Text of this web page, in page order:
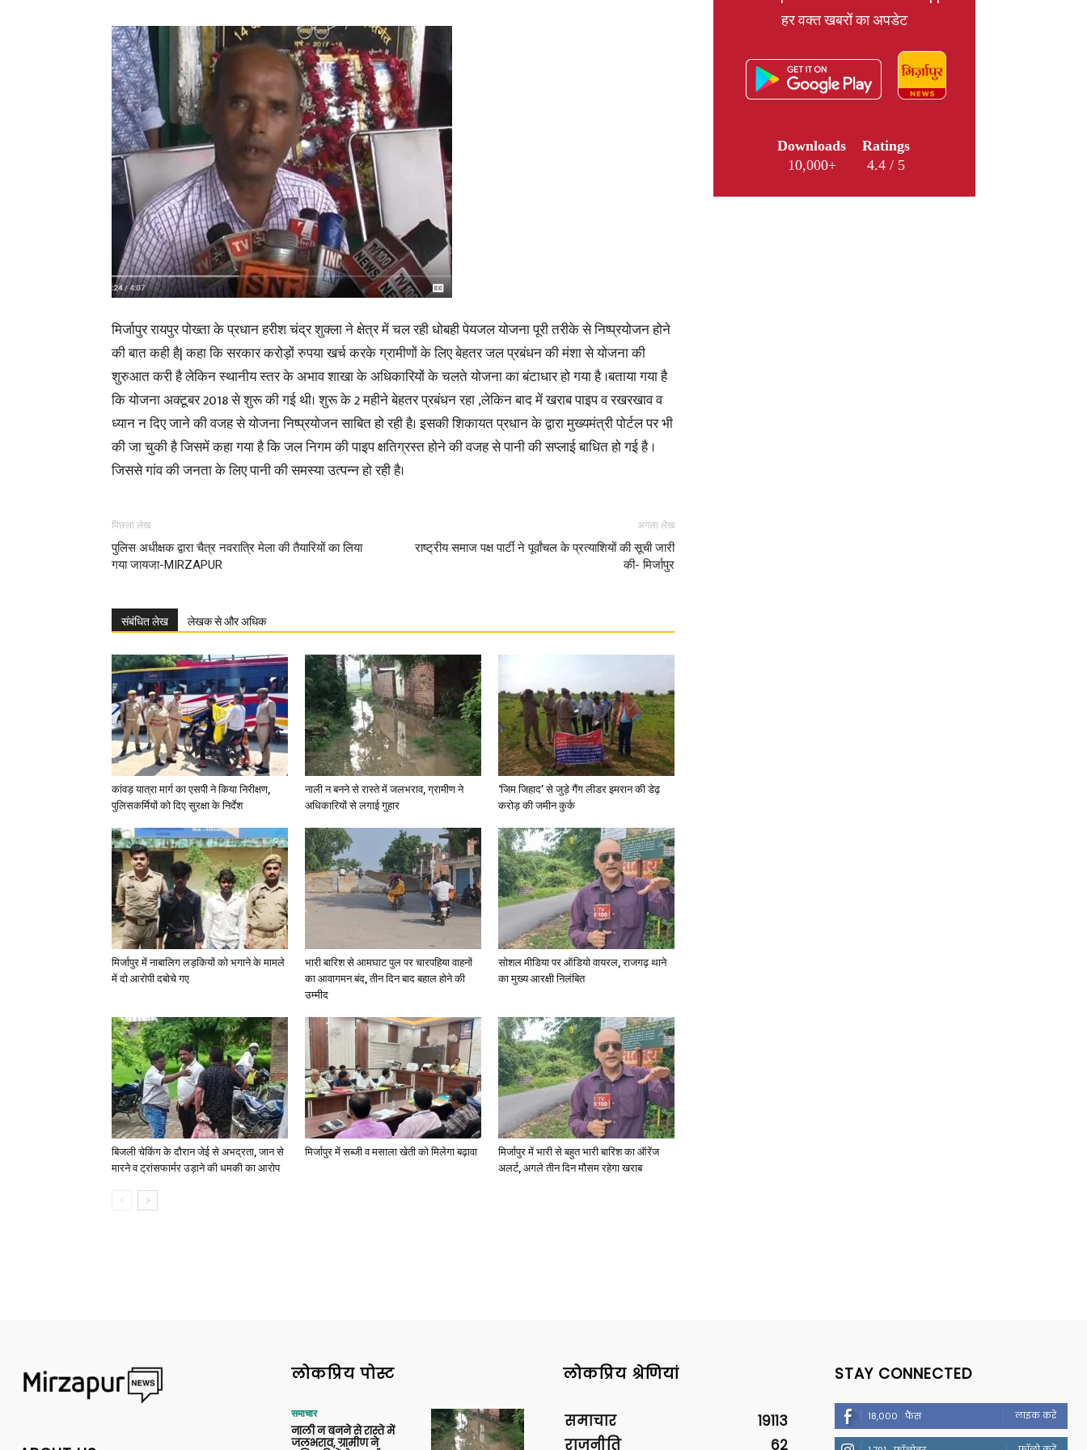
in
Hindi
News
Paper
मिर्जापुर रायपुर पोख्ता के प्रधान हरीश चंद्र शुक्ला ने क्षेत्र में चल रही धोबही पेयजल योजना पूरी तरीके से निष्प्रयोजन होने
की बात कही है| कहा कि सरकार करोड़ों रुपया खर्च करके ग्रामीणों के लिए बेहतर जल प्रबंधन की मंशा से योजना की
शुरुआत करी है लेकिन स्थानीय स्तर के अभाव शाखा के अधिकारियों के चलते योजना का बंटाधार हो गया है ।बताया गया है
कि योजना अक्टूबर 2018 से शुरू की गई थी। शुरू के 2 महीने बेहतर प्रबंधन रहा ,लेकिन बाद में खराब पाइप व रखरखाव व
ध्यान न दिए जाने की वजह से योजना निष्प्रयोजन साबित हो रही है। इसकी शिकायत प्रधान के द्वारा मुख्यमंत्री पोर्टल पर भी
की जा चुकी है जिसमें कहा गया है कि जल निगम की पाइप क्षतिग्रस्त होने की वजह से पानी की सप्लाई बाधित हो गई है ।
जिससे गांव की जनता के लिए पानी की समस्या उत्पन्न हो रही है।
पिछला लेख
पुलिस अधीक्षक द्वारा चैत्र नवरात्रि मेला की तैयारियों का लिया
गया जायजा-MIRZAPUR
अगला लेख
राष्ट्रीय समाज पक्ष पार्टी ने पूर्वांचल के प्रत्याशियों की सूची जारी
की- मिर्जापुर
संबंधित लेख लेखक से और अधिक
कांवड़ यात्रा मार्ग का एसपी ने किया निरीक्षण,
पुलिसकर्मियों को दिए सुरक्षा के निर्देश
नाली न बनने से रास्ते में जलभराव, ग्रामीण ने
अधिकारियों से लगाई गुहार
‘जिम जिहाद’ से जुड़े गैंग लीडर इमरान की डेढ़
करोड़ की जमीन कुर्क
मिर्जापुर में नाबालिग लड़कियों को भगाने के मामले
में दो आरोपी दबोचे गए
भारी बारिश से आमघाट पुल पर चारपहिया वाहनों
का आवागमन बंद, तीन दिन बाद बहाल होने की
उम्मीद
सोशल मीडिया पर ऑडियो वायरल, राजगढ़ थाने
का मुख्य आरक्षी निलंबित
बिजली चेकिंग के दौरान जेई से अभद्रता, जान से
मारने व ट्रांसफार्मर उड़ाने की धमकी का आरोप
मिर्जापुर में सब्जी व मसाला खेती को मिलेगा बढ़ावा
मिर्जापुर में भारी से बहुत भारी बारिश का ऑरेंज
अलर्ट, अगले तीन दिन मौसम रहेगा खराब
हर वक्त खबरों का अपडेट
Downloads
10,000+
Ratings
4.4 / 5
लोकप्रिय पोस्ट
समाचार
नाली न बनने से रास्ते में
जलभराव, ग्रामीण ने
लोकप्रिय श्रेणियां
समाचार
19113
राजनीति
62
STAY CONNECTED
18,000 फैंस लाइक करें